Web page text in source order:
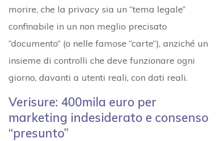
morire, che la privacy sia un “tema legale”
confinabile in un non meglio precisato
“documento” (o nelle famose “carte”), anziché un
insieme di controlli che deve funzionare ogni
giorno, davanti a utenti reali, con dati reali.
Verisure: 400mila euro per
marketing indesiderato e consenso
“presunto”